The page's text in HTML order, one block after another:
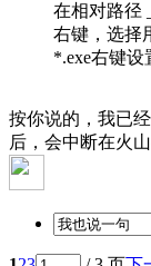
在相对路径
右键，选择
*.exe右键设
按你说的，我已
后，会中断在火